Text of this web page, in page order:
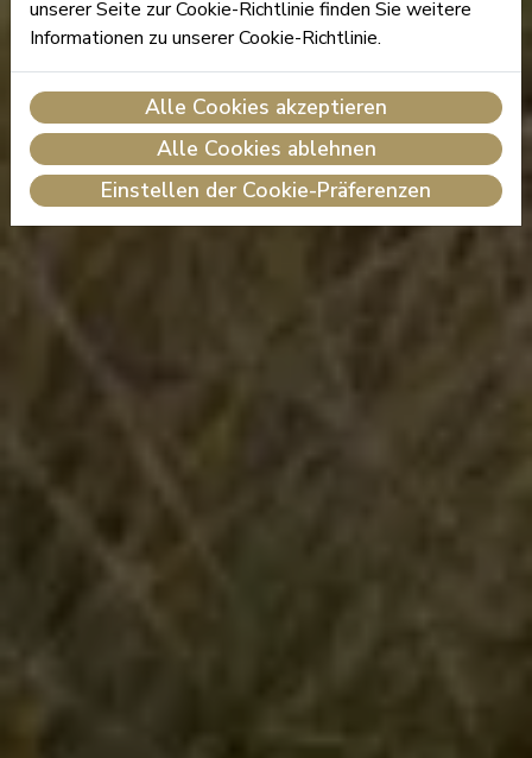
unserer Seite zur Cookie-Richtlinie finden Sie weitere
Informationen zu unserer Cookie-Richtlinie.
Alle Cookies akzeptieren
Alle Cookies ablehnen
Einstellen der Cookie-Präferenzen